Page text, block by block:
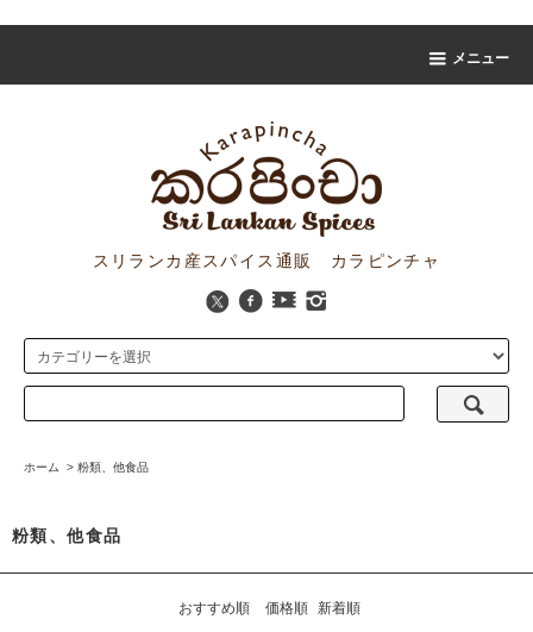
メニュー
スリランカ産スパイス通販 カラピンチャ
ホーム > 粉類、他食品
粉類、他食品
おすすめ順 価格順 新着順